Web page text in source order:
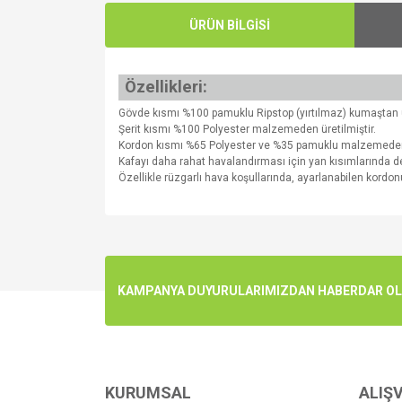
ÜRÜN BİLGİSİ
Özellikleri:
Gövde kısmı %100 pamuklu Ripstop (yırtılmaz)
Şerit kısmı %100 Polyester malzemeden üretilmiştir.
Kordon kısmı %65 Polyester ve %35 pamuklu
Kafayı daha rahat havalandırması için yan kısımlarında
Özellikle rüzgarlı hava koşullarında, ayarlanabilen
Ürün resmi kalitesiz, bozuk veya
Bu ürüne benzer farklı alternatifler olmalı.
KAMPANYA DUYURULARIMIZDAN HABERDAR
KURUMSAL